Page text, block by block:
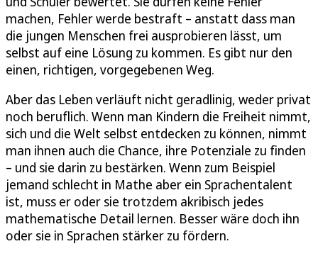
machen, Fehler werde bestraft – anstatt dass man
die jungen Menschen frei ausprobieren lässt, um
selbst auf eine Lösung zu kommen. Es gibt nur den
einen, richtigen, vorgegebenen Weg.
Aber das Leben verläuft nicht geradlinig, weder privat
noch beruflich. Wenn man Kindern die Freiheit nimmt,
sich und die Welt selbst entdecken zu können, nimmt
man ihnen auch die Chance, ihre Potenziale zu finden
– und sie darin zu bestärken. Wenn zum Beispiel
jemand schlecht in Mathe aber ein Sprachentalent
ist, muss er oder sie trotzdem akribisch jedes
mathematische Detail lernen. Besser wäre doch ihn
oder sie in Sprachen stärker zu fördern.